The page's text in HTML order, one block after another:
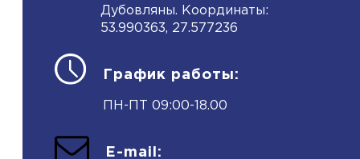
Дубовляны. Координаты:
53.990363, 27.577236
График работы:
ПН-ПТ 09:00-18.00
E-mail: